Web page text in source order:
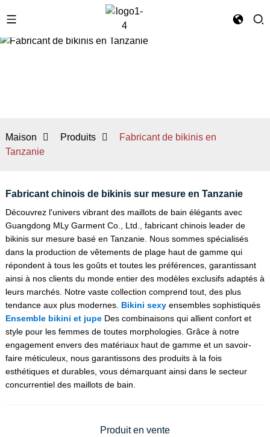
Maison Produits
Fabricant de bikinis en
Tanzanie
Fabricant chinois de bikinis sur mesure en Tanzanie
Découvrez l'univers vibrant des maillots de bain élégants avec
Guangdong MLy Garment Co., Ltd., fabricant chinois leader de
bikinis sur mesure basé en Tanzanie. Nous sommes spécialisés
dans la production de vêtements de plage haut de gamme qui
répondent à tous les goûts et toutes les préférences, garantissant
ainsi à nos clients du monde entier des modèles exclusifs adaptés à
leurs marchés. Notre vaste collection comprend tout, des plus
tendance aux plus modernes. Bikini sexyensembles sophistiqués
Ensemble bikini et jupeDes combinaisons qui allient confort et
style pour les femmes de toutes morphologies. Grâce à notre
engagement envers des matériaux haut de gamme et un savoir-
faire méticuleux, nous garantissons des produits à la fois
esthétiques et durables, vous démarquant ainsi dans le secteur
concurrentiel des maillots de bain.
Produit en vente